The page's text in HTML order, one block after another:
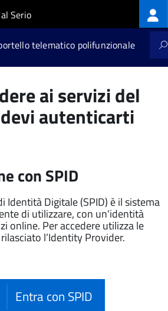
principale
Serio
telematico polifunzionale
ai servizi del
autenticarti
con SPID
Identità Digitale (SPID) è il sistema
di utilizzare, con un'identità
online. Per accedere utilizza le
l’Identity Provider.
Entra con SPID